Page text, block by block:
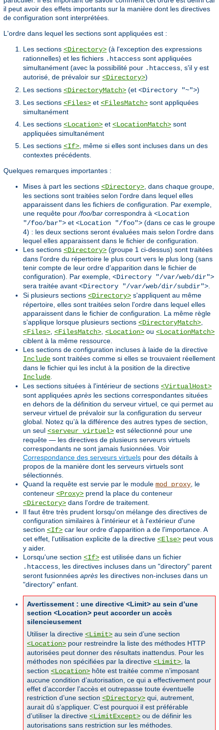
il peut avoir des effets importants sur la manière dont les directives
de configuration sont interprétées.
L'ordre dans lequel les sections sont appliquées est :
Les sections <Directory> (à l'exception des expressions
rationnelles) et les fichiers .htaccess sont appliquées
simultanément (avec la possibilité pour .htaccess, s'il y est
autorisé, de prévaloir sur <Directory>)
Les sections <DirectoryMatch> (et <Directory "~">)
Les sections <Files> et <FilesMatch> sont appliquées
simultanément
Les sections <Location> et <LocationMatch> sont
appliquées simultanément
Les sections <If>, même si elles sont incluses dans un des
contextes précédents.
Quelques remarques importantes :
Mises à part les sections <Directory>, dans chaque groupe,
les sections sont traitées selon l'ordre dans lequel elles
apparaissent dans les fichiers de configuration. Par exemple,
une requête pour/foo/bar correspondra à <Location
"/foo/bar"> et <Location "/foo"> (dans ce cas le groupe
4) : les deux sections seront évaluées mais selon l'ordre dans
lequel elles apparaissent dans le fichier de configuration.
Les sections <Directory> (groupe 1 ci-dessus) sont traitées
dans l'ordre du répertoire le plus court vers le plus long (sans
tenir compte de leur ordre d’apparition dans le fichier de
configuration). Par exemple, <Directory "/var/web/dir">
sera traitée avant <Directory "/var/web/dir/subdir">.
Si plusieurs sections <Directory> s'appliquent au même
répertoire, elles sont traitées selon l'ordre dans lequel elles
apparaissent dans le fichier de configuration. La même règle
s’applique lorsque plusieurs sections <DirectoryMatch>,
<Files>, <FilesMatch>, <Location> ou <LocationMatch>
ciblent à la même ressource.
Les sections de configuration incluses à laide de la directive
Include sont traitées comme si elles se trouvaient réellement
dans le fichier qui les inclut à la position de la directive
Include.
Les sections situées à l'intérieur de sections <VirtualHost>
sont appliquées après les sections correspondantes situées
en dehors de la définition du serveur virtuel, ce qui permet au
serveur virtuel de prévaloir sur la configuration du serveur
global. Notez qu’à la différence des autres types de section,
un seul <serveur virtuel> est sélectionné pour une
requête — les directives de plusieurs serveurs virtuels
correspondants ne sont jamais fusionnées. Voir
Correspondance des serveurs virtuels pour des détails à
propos de la manière dont les serveurs virtuels sont
sélectionnés.
Quand la requête est servie par le module mod_proxy, le
conteneur <Proxy> prend la place du conteneur
<Directory> dans l'ordre de traitement.
Il faut être très prudent lorsqu'on mélange des directives de
configuration similaires à l'intérieur et à l'extérieur d'une
section <If> car leur ordre d'apparition a de l'importance. A
cet effet, l'utilisation explicite de la directive <Else> peut vous
y aider.
Lorsqu'une section <If> est utilisée dans un fichier
.htaccess, les directives incluses dans un "directory" parent
seront fusionnées après les directives non-incluses dans un
"directory" enfant.
Avertissement : une directive <Limit> au sein d’une
section <Location> peut accorder un accès
silencieusement
Utiliser la directive <Limit> au sein d’une section
<Location> pour restreindre la liste des méthodes HTTP
autorisées peut donner des résultats inattendus. Pour les
méthodes non spécifiées par la directive <Limit>, la
section <Location> hôte est traitée comme n’imposant
aucune condition d’autorisation, ce qui a effectivement pour
effet d’accorder l’accès et outrepasse toute éventuelle
restriction d’une section <Directory> qui, autrement,
aurait dû s’appliquer. C’est pourquoi il est préférable
d’utiliser la directive <LimitExcept> ou de définir les
autorisations sans restriction sur les méthodes.